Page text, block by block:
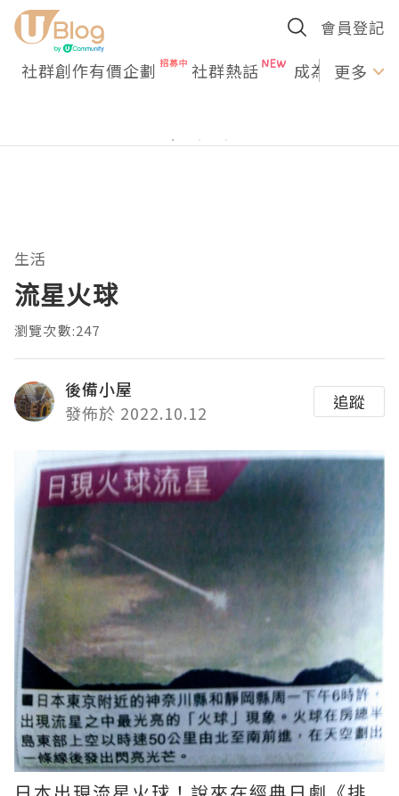
會員登記
社群創作有價企劃 社群熱話 成為U更多
生活
流星火球
瀏覽次數:247
後備小屋
發佈於 2022.10.12
追蹤